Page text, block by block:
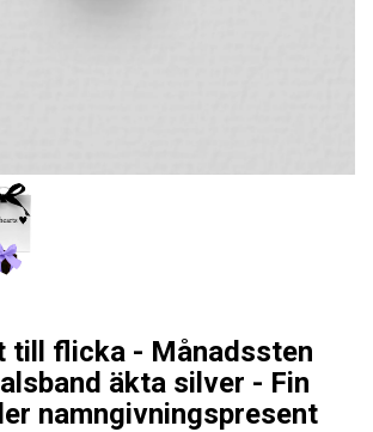
till flicka - Månadssten
äkta silver - Fin
namngivningspresent